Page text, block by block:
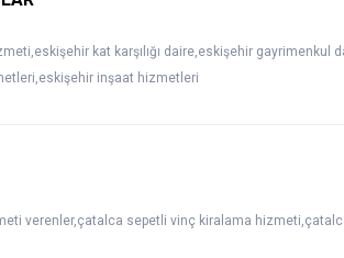
kat karşılığı daire,eskişehir gayrimenkul
inşaat hizmetleri
verenler,çatalca sepetli vinç kiralama